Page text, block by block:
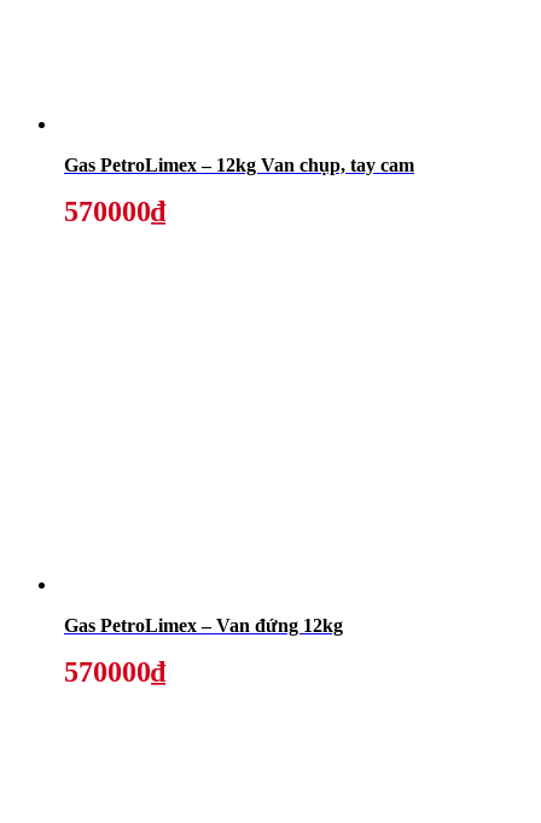
Gas PetroLimex – 12kg Van chụp, tay cam
570000₫
Gas PetroLimex – Van đứng 12kg
570000₫